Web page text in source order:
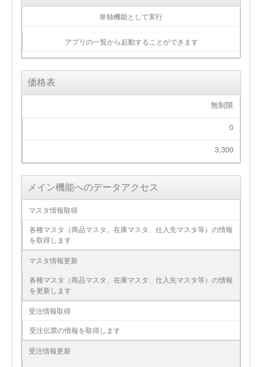
単独機能として実行
アプリの一覧から起動することができます
価格表
無制限
0
3,300
メイン機能へのデータアクセス
マスタ情報取得
各種マスタ（商品マスタ、在庫マスタ、仕入先マスタ等）の情報
を取得します
マスタ情報更新
各種マスタ（商品マスタ、在庫マスタ、仕入先マスタ等）の情報
を更新します
受注情報取得
受注伝票の情報を取得します
受注情報更新